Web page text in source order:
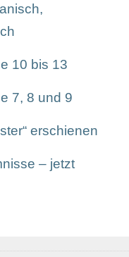
10 bis 13
7, 8 und 9
erschienen
– jetzt